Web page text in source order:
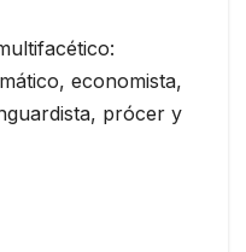
economista,
prócer y